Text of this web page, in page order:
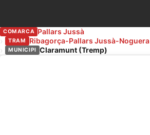
COMARCA Pallars Jussà
TRAM Ribagorça-Pallars Jussà-Noguera
MUNICIPI Claramunt (Tremp)